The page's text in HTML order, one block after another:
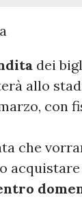
dei
allo
con
che